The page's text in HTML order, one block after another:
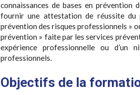
connaissances de bases en prévention
fournir une attestation de réussite du
prévention des risques professionnels »
prévention » faite par les services
expérience professionnelle ou d’un
professionnels.
Objectifs de la